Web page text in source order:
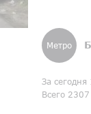
Метро
За сегодня
Всего